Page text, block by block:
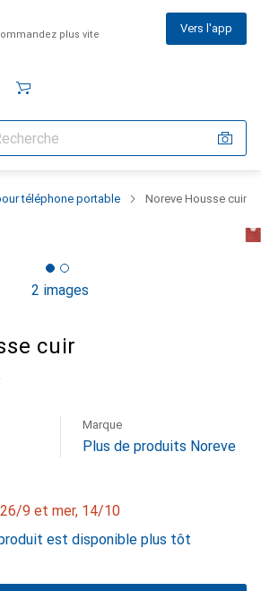
plus vite Vers l'app
téléphone portable Noreve Housse cuir
2 images
cuir
Marque
Plus de produits Noreve
26/9 et mer, 14/10
est disponible plus tôt